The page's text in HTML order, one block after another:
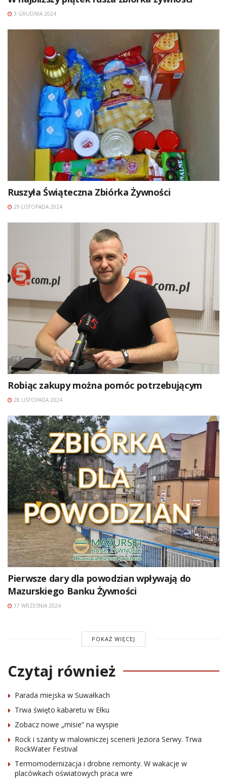
3 GRUDNIA 2024
Ruszyła Świąteczna Zbiórka Żywności
29 LISTOPADA 2024
Robiąc zakupy można pomóc potrzebującym
28 LISTOPADA 2024
Pierwsze dary dla powodzian wpływają do
Mazurskiego Banku Żywności
17 WRZEŚNIA 2024
POKAŻ WIĘCEJ
Czytaj również
Parada miejska w Suwałkach
Trwa święto kabaretu w Ełku
Zobacz nowe „misie” na wyspie
Rock i szanty w malowniczej scenerii Jeziora Serwy. Trwa
RockWater Festival
Termomodernizacja i drobne remonty. W wakacje w
placówkach oświatowych praca wre